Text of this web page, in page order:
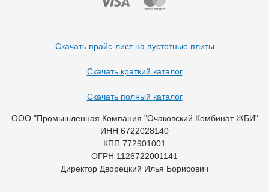
Скачать прайс-лист на пустотные плиты
Скачать краткий каталог
Скачать полный каталог
ООО "Промышленная Компания "Очаковский Комбинат ЖБИ"
ИНН 6722028140
КПП 772901001
ОГРН 1126722001141
Директор Дворецкий Илья Борисович